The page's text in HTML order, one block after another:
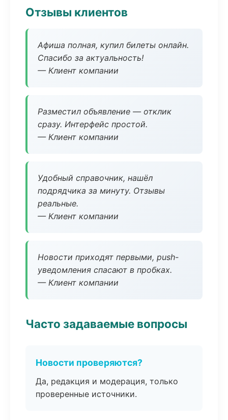
Отзывы клиентов
Афиша полная, купил билеты онлайн.
Спасибо за актуальность!
— Клиент компании
Разместил объявление — отклик
сразу. Интерфейс простой.
— Клиент компании
Удобный справочник, нашёл
подрядчика за минуту. Отзывы
реальные.
— Клиент компании
Новости приходят первыми, push-
уведомления спасают в пробках.
— Клиент компании
Часто задаваемые вопросы
Новости проверяются?
Да, редакция и модерация, только
проверенные источники.